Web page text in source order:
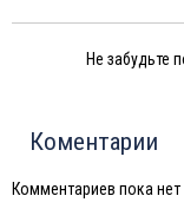
Индия
Норвегия
Иордания
Не забудьте
Коментарии
Комментариев пока нет